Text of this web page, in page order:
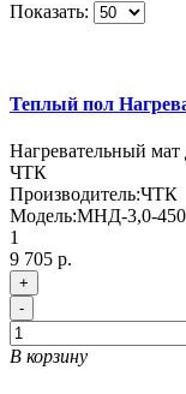
Показать:
Теплый пол
Нагревательный
ЧТК
Производитель:ЧТК
Модель:МНД-3,0-450
1
9 705 р.
+
-
В корзину